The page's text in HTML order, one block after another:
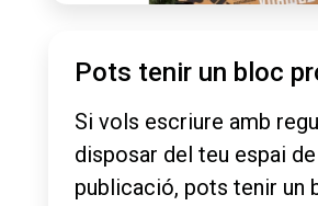
Pots tenir un bloc
Si vols escriure amb
disposar del teu espai de
publicació, pots tenir un